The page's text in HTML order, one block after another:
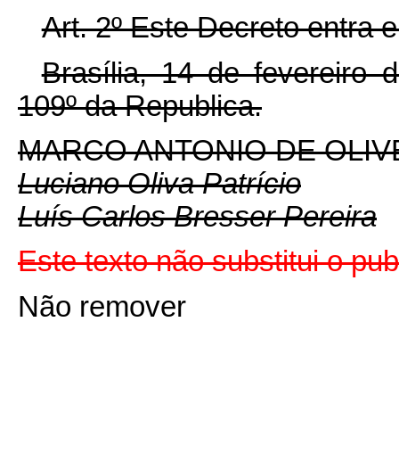
Art. 2º Este Decreto entra
Brasília, 14 de fevereiro
109º da Republica.
MARCO ANTONIO DE
Luciano Oliva Patrício
Luís Carlos Bresser Pereira
Este texto não substitui o
Não remover